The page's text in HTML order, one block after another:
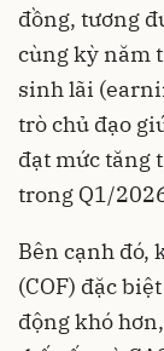
đồng, tương
cùng kỳ năm
sinh lãi
trò chủ đạo
đạt mức tăng
trong Q1/
Bên cạnh đó,
(COF) đặc
động khó